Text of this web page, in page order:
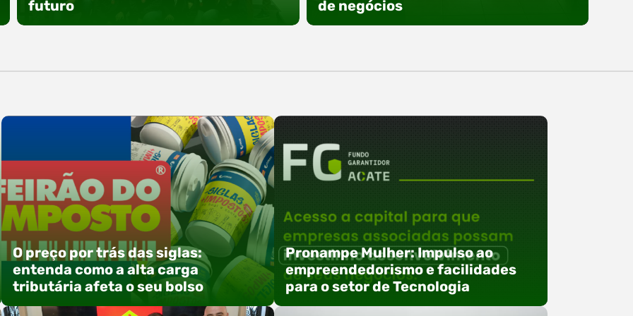
empreendedorismo. Durante os três dias de
feira, o Espaço Tech será um dos palcos
futuro
O Polo ACATE-ACIRS promoveu um encontro
com seus nucleados para apresentar iniciativas
voltadas à integração entre educação,
tecnologia e desenvolvimento de negócios. A
atividade reuniu empresas associadas e
convidados em Rio do Sul, com foco na troca de
experiências, capacitação e alinhamento de
ações estratégicas para 2026. Entre os
destaques, esteve a participação da equipe…
de negócios
O preço por trás das siglas:
entenda como a alta carga
tributária afeta o seu bolso
Pronampe Mulher: Impulso ao
empreendedorismo e facilidades
para o setor de Tecnologia